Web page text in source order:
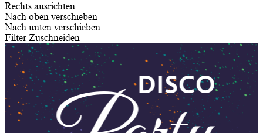
Rechts ausrichten
Nach oben verschieben
Nach unten verschieben
Filter Zuschneiden